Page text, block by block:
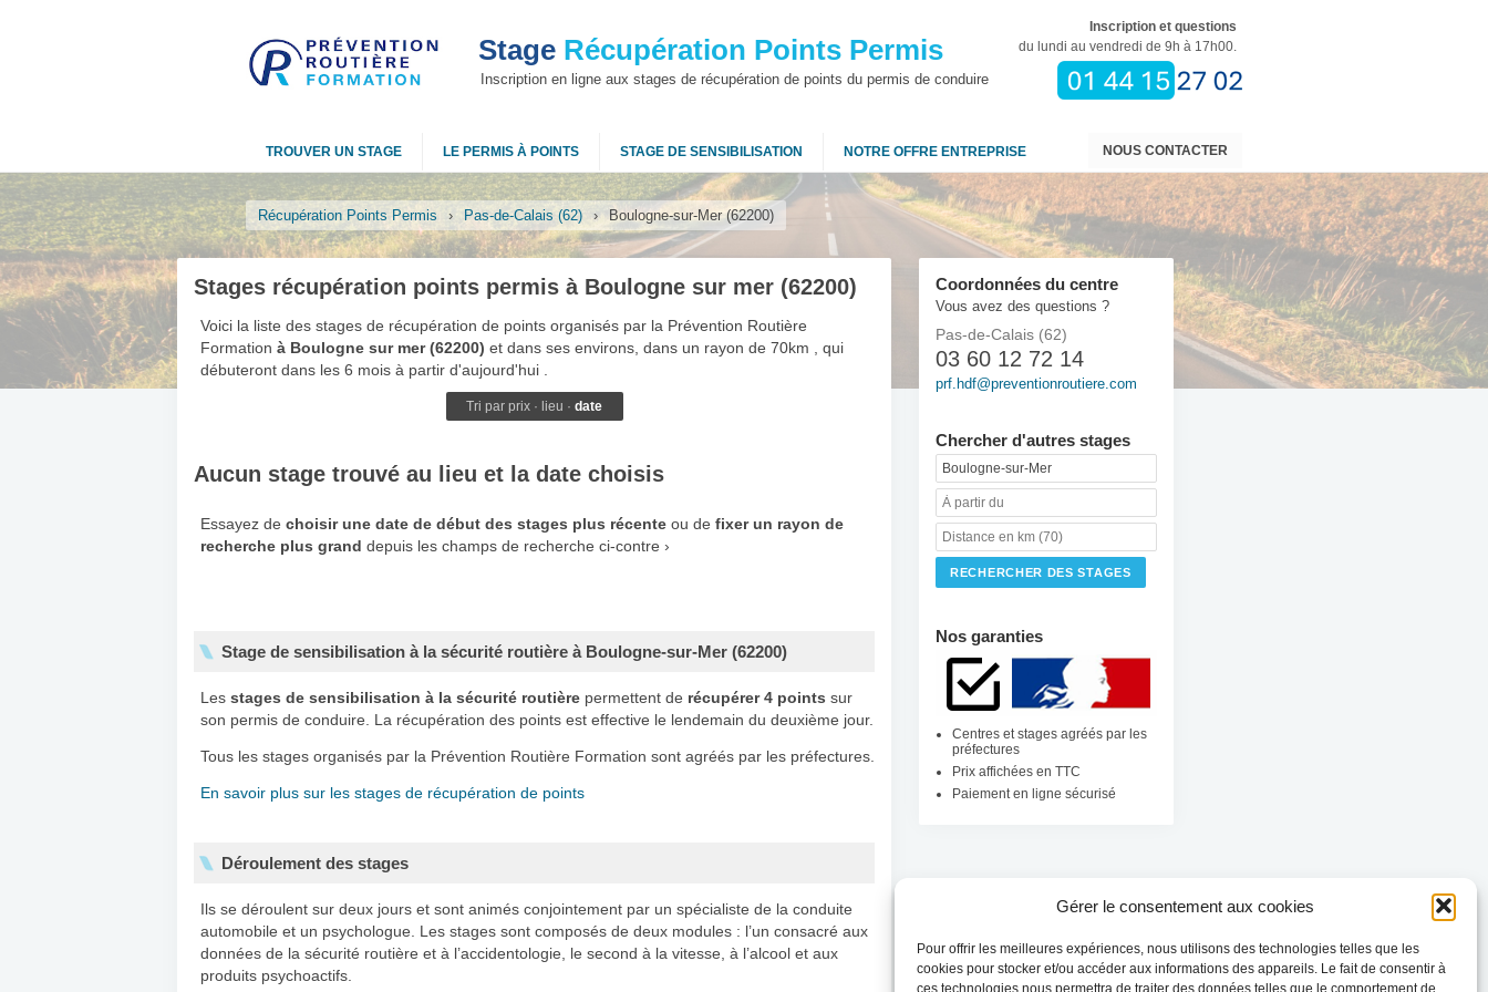
Gérer le consentement aux cookies
Pour offrir les meilleures expériences, nous utilisons des technologies telles que les
cookies pour stocker et/ou accéder aux informations des appareils. Le fait de consentir à
ces technologies nous permettra de traiter des données telles que le comportement de
Stage Récupération Points Permis
Inscription en ligne aux stages de récupération de points du permis de conduire
Inscription et questions
du lundi au vendredi de 9h à 17h00.
NOUS CONTACTER
TROUVER UN STAGE LE PERMIS À POINTS STAGE DE SENSIBILISATION NOTRE OFFRE ENTREPRISE
Récupération Points Permis › Pas-de-Calais (62) › Boulogne-sur-Mer (62200)
Stages récupération points permis à Boulogne sur mer (62200)
Voici la liste des stages de récupération de points organisés par la Prévention Routière
Formation à Boulogne sur mer (62200) et dans ses environs, dans un rayon de 70km , qui
débuteront dans les 6 mois à partir d'aujourd'hui .
Tri par prix · lieu · date
Aucun stage trouvé au lieu et la date choisis
Essayez de choisir une date de début des stages plus récente ou de fixer un rayon de
recherche plus grand depuis les champs de recherche ci-contre ›
Stage de sensibilisation à la sécurité routière à Boulogne-sur-Mer (62200)
Les stages de sensibilisation à la sécurité routière permettent de récupérer 4 points sur
son permis de conduire. La récupération des points est effective le lendemain du deuxième jour.
Tous les stages organisés par la Prévention Routière Formation sont agréés par les préfectures.
En savoir plus sur les stages de récupération de points
Déroulement des stages
Ils se déroulent sur deux jours et sont animés conjointement par un spécialiste de la conduite
automobile et un psychologue. Les stages sont composés de deux modules : l’un consacré aux
données de la sécurité routière et à l’accidentologie, le second à la vitesse, à l’alcool et aux
produits psychoactifs.
Coordonnées du centre
Vous avez des questions ?
Pas-de-Calais (62)
03 60 12 72 14
prf.hdf@preventionroutiere.com
Chercher d'autres stages
Nos garanties
Centres et stages agréés par les
préfectures
Prix affichées en TTC
Paiement en ligne sécurisé